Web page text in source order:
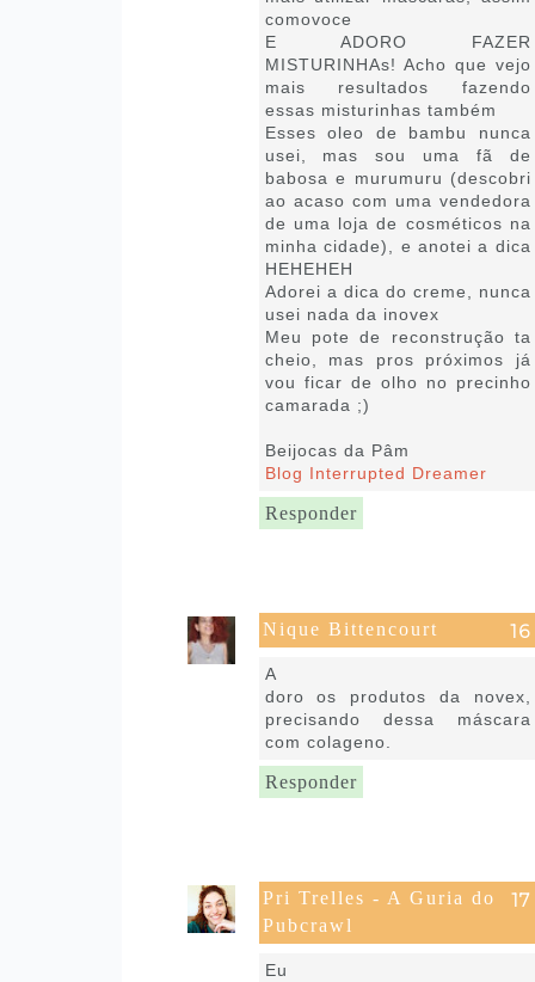
comovoce
E ADORO FAZER
MISTURINHAs! Acho que vejo
mais resultados fazendo
essas misturinhas também
Esses oleo de bambu nunca
usei, mas sou uma fã de
babosa e murumuru (descobri
ao acaso com uma vendedora
de uma loja de cosméticos na
minha cidade), e anotei a dica
HEHEHEH
Adorei a dica do creme, nunca
usei nada da inovex
Meu pote de reconstrução ta
cheio, mas pros próximos já
vou ficar de olho no precinho
camarada ;)
Beijocas da Pâm
Blog Interrupted Dreamer
Responder
Nique Bittencourt
A
doro os produtos da novex,
precisando dessa máscara
com colageno.
Responder
Pri Trelles - A Guria do
Pubcrawl
Eu